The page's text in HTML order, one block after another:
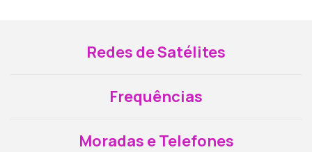
Redes de Satélites
Frequências
Moradas e Telefones